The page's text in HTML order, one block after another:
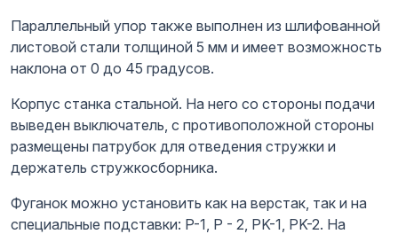
Параллельный упор также выполнен из шлифованной
листовой стали толщиной 5 мм и имеет возможность
наклона от 0 до 45 градусов.
Корпус станка стальной. На него со стороны подачи
выведен выключатель, с противоположной стороны
размещены патрубок для отведения стружки и
держатель стружкосборника.
Фуганок можно установить как на верстак, так и на
специальные подставки: P-1, P - 2, PK-1, PK-2. На